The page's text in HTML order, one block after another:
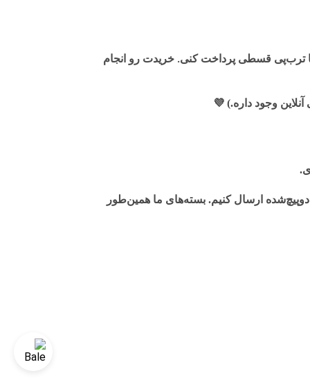
ترب‌پی قسطی پرداخت کنی. خریدت رو انجام
وجود داره.) 💜
ارسال کنیم. بسته‌های ما همین‌طور